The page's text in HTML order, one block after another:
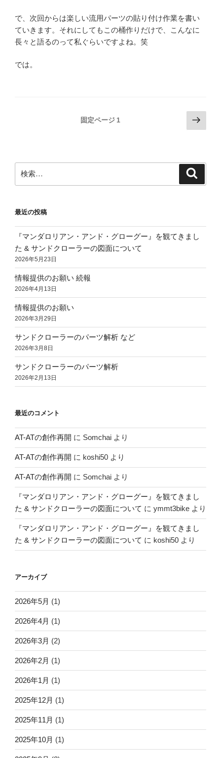
で、次回からは楽しい流用パーツの貼り付け作業を書い
ていきます。それにしてもこの桶作りだけで、こんなに
長々と語るのって私ぐらいですよね。笑
では。
ー
ジ
り
固定ページ 1
次
の
ジ
索:
最近の投稿
『マンダロリアン・アンド・グローグー』を観てきまし
た & サンドクローラーの図面について
2026年5月23日
情報提供のお願い 続報
2026年4月13日
情報提供のお願い
2026年3月29日
サンドクローラーのパーツ解析 など
2026年3月8日
サンドクローラーのパーツ解析
2026年2月13日
最近のコメント
AT-ATの創作再開 に Somchai より
AT-ATの創作再開 に koshi50 より
AT-ATの創作再開 に Somchai より
『マンダロリアン・アンド・グローグー』を観てきまし
た & サンドクローラーの図面について に ymmt3bike より
『マンダロリアン・アンド・グローグー』を観てきまし
た & サンドクローラーの図面について に koshi50 より
アーカイブ
2026年5月 (1)
2026年4月 (1)
2026年3月 (2)
2026年2月 (1)
2026年1月 (1)
2025年12月 (1)
2025年11月 (1)
2025年10月 (1)